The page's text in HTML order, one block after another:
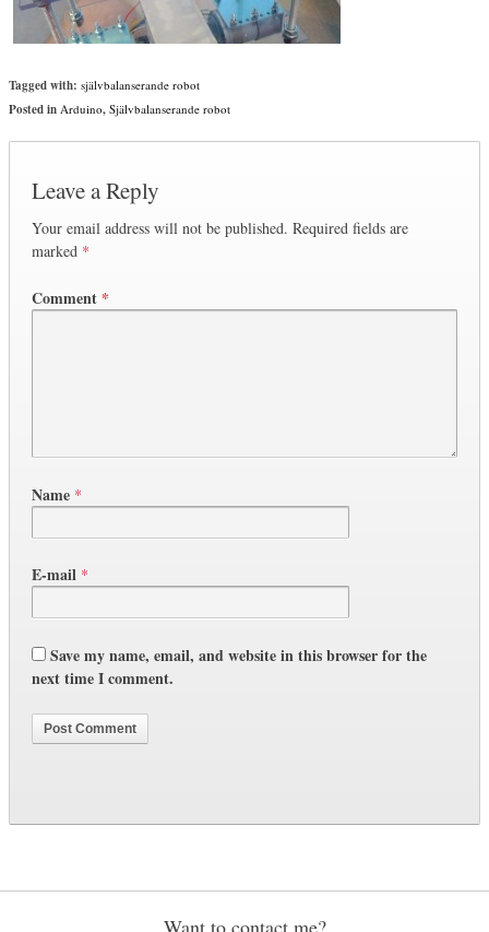
Tagged with: självbalanserande robot
Posted in Arduino, Självbalanserande robot
Leave a Reply
Your email address will not be published. Required fields are
marked *
Comment *
Name *
E-mail *
Save my name, email, and website in this browser for the
next time I comment.
Want to contact me?